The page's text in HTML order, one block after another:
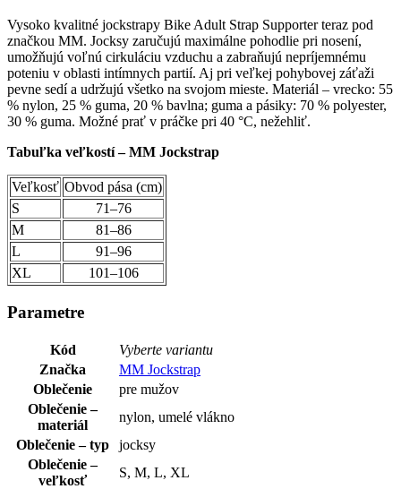
Vysoko kvalitné jockstrapy Bike Adult Strap Supporter teraz pod
značkou MM. Jocksy zaručujú maximálne pohodlie pri nosení,
umožňujú voľnú cirkuláciu vzduchu a zabraňujú nepríjemnému
poteniu v oblasti intímnych partií. Aj pri veľkej pohybovej záťaži
pevne sedí a udržujú všetko na svojom mieste. Materiál – vrecko: 55
% nylon, 25 % guma, 20 % bavlna; guma a pásiky: 70 % polyester,
30 % guma. Možné prať v práčke pri 40 °C, nežehliť.
Tabuľka veľkostí – MM Jockstrap
Veľkosť Obvod pása (cm)
S
71–76
M
81–86
L
91–96
XL
101–106
Parametre
Kód
Vyberte variantu
Značka
MM Jockstrap
Oblečenie
pre mužov
Oblečenie –
materiál
nylon, umelé vlákno
Oblečenie – typ
jocksy
Oblečenie –
veľkosť
S, M, L, XL